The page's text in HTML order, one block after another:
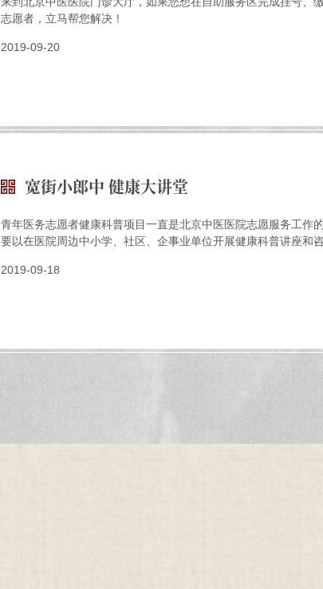
志愿者，立马帮您解决！
2019-09-20
宽街小郎中 健康大讲堂
青年医务志愿者健康科普项目一直是北京中医医院志愿服务工作
要以在医院周边中小学、社区、企事业单位开展健康科普讲座和
2019-09-18